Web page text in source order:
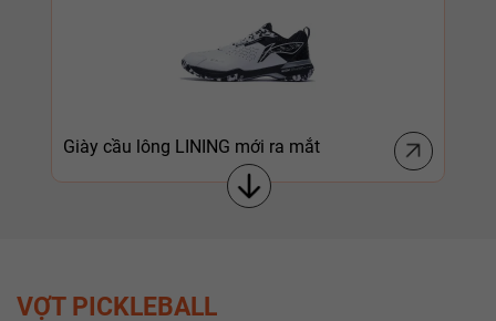
Giày cầu lông LINING mới ra mắt
VỢT PICKLEBALL